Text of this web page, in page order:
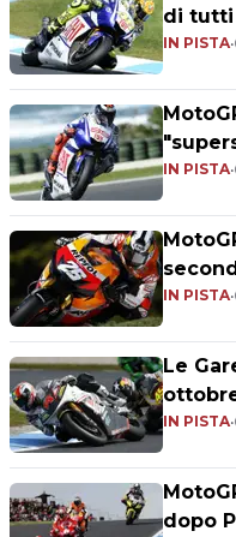
di tutti
IN PISTA•
IN PISTA•
IN PISTA•
Le
IN PISTA•
dopo